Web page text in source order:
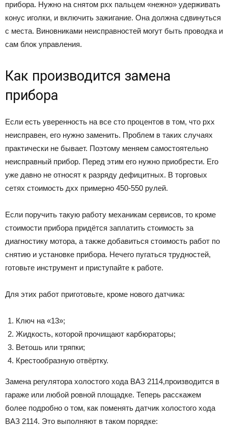
прибора. Нужно на снятом рхх пальцем «нежно» удерживать
конус иголки, и включить зажигание. Она должна сдвинуться
с места. Виновниками неисправностей могут быть проводка и
сам блок управления.
Как производится замена
прибора
Если есть уверенность на все сто процентов в том, что рхх
неисправен, его нужно заменить. Проблем в таких случаях
практически не бывает. Поэтому меняем самостоятельно
неисправный прибор. Перед этим его нужно приобрести. Его
уже давно не относят к разряду дефицитных. В торговых
сетях стоимость дхх примерно 450-550 рулей.
Если поручить такую работу механикам сервисов, то кроме
стоимости прибора придётся заплатить стоимость за
диагностику мотора, а также добавиться стоимость работ по
снятию и установке прибора. Нечего пугаться трудностей,
готовьте инструмент и приступайте к работе.
Для этих работ приготовьте, кроме нового датчика:
Ключ на «13»;
Жидкость, которой прочищают карбюраторы;
Ветошь или тряпки;
Крестообразную отвёртку.
Замена регулятора холостого хода ВАЗ 2114,производится в
гараже или любой ровной площадке. Теперь расскажем
более подробно о том, как поменять датчик холостого хода
ВАЗ 2114. Это выполняют в таком порядке: